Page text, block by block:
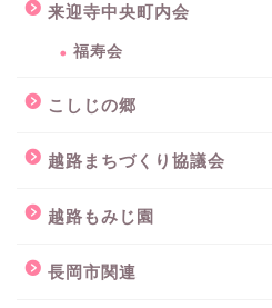
来迎寺中央町内会
福寿会
こしじの郷
越路まちづくり協議会
越路もみじ園
長岡市関連